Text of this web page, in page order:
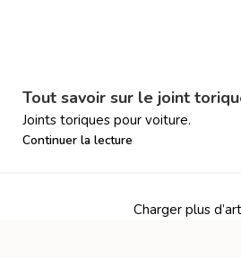
Tout savoir sur le joint
Joints toriques pour voiture.
Continuer la lecture
Charger plus